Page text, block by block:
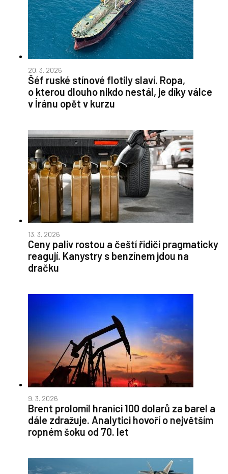
20. 3. 2026
Šéf ruské stínové flotily slaví. Ropa,
o kterou dlouho nikdo nestál, je díky válce
v Íránu opět v kurzu
13. 3. 2026
Ceny paliv rostou a čeští řidiči pragmaticky
reagují. Kanystry s benzínem jdou na
dračku
9. 3. 2026
Brent prolomil hranici 100 dolarů za barel a
dále zdražuje. Analytici hovoří o největším
ropném šoku od 70. let